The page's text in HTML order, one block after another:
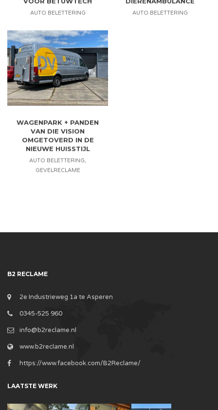
AUTO BELETTERING AUTO BELETTERING
WAGENPARK + PANDEN
VAN DIE VISION
OMGETOVERD IN DE
NIEUWE HUISSTIJL
AUTO BELETTERING,
GEVELRECLAME
B2 RECLAME
2e Industrieweg 1a te Asperen
0345-525 960
info@b2reclame.nl
www.b2reclame.nl
https://www.facebook.com/B2Reclame/
LAATSTE WERK